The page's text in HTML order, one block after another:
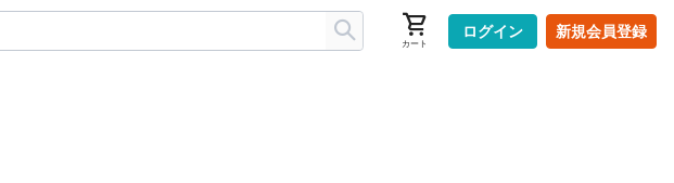
カート
ログイン 新規会員登録